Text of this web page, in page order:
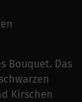
Bouquet. Das
Kirschen